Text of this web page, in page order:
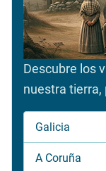
Descubre los
nuestra tierra,
Galicia
A Coruña